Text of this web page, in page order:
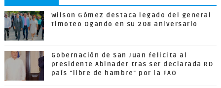
Wilson Gómez destaca legado del general
Timoteo Ogando en su 208 aniversario
Gobernación de San Juan felicita al
presidente Abinader tras ser declarada RD
país "libre de hambre" por la FAO